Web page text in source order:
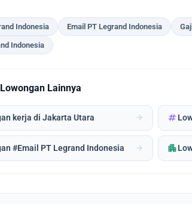
Indonesia Email PT Legrand Indonesia
Indonesia
Lainnya
kerja di Jakarta Utara arrow_forward tag
#Email PT Legrand Indonesia arrow_forward apartment